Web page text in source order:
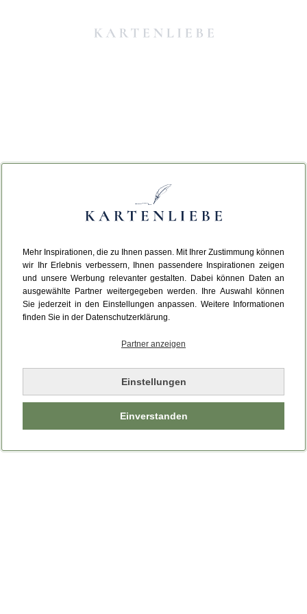
Mehr Inspirationen, die zu Ihnen passen. Mit Ihrer Zustimmung können
wir Ihr Erlebnis verbessern, Ihnen passendere Inspirationen zeigen
und unsere Werbung relevanter gestalten. Dabei können Daten an
ausgewählte Partner weitergegeben werden. Ihre Auswahl können
Sie jederzeit in den Einstellungen anpassen. Weitere Informationen
finden Sie in der Datenschutzerklärung.
Partner anzeigen
Einstellungen
Einverstanden
Da ist etwas schiefgelaufen.
Leider ist ein technischer Fehler aufgetreten.
Bitte laden Sie die Seite neu.